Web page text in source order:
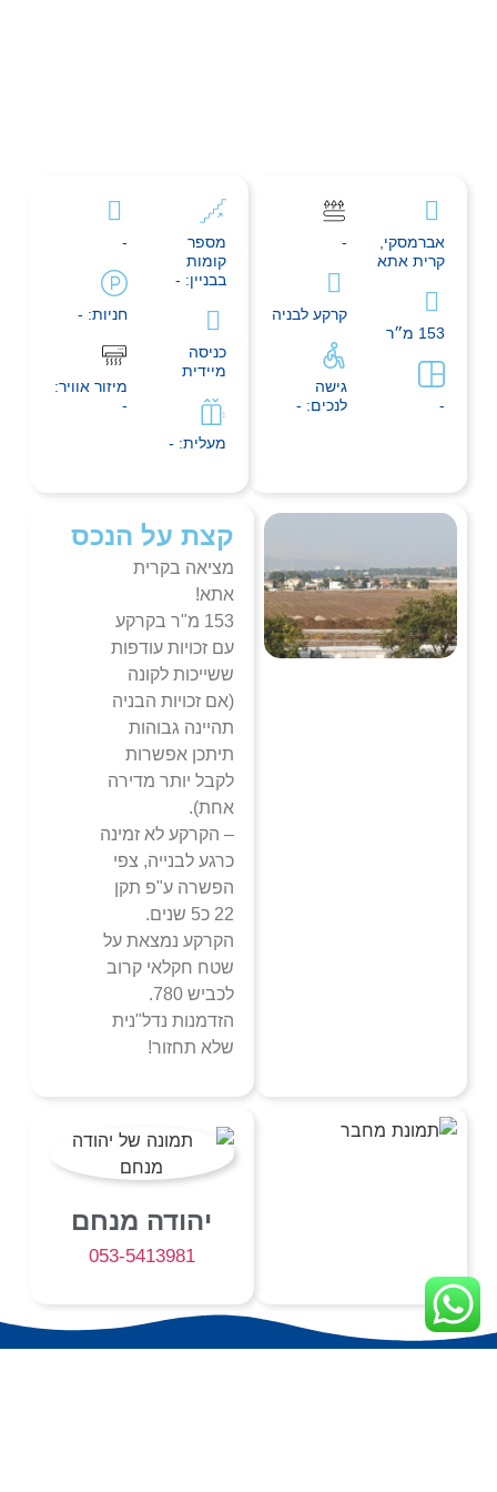
אברמסקי,
קרית אתא
153 מ״ר
-
-
קרקע לבניה
גישה
לנכים: -
מספר
קומות
בבניין: -
כניסה
מיידית
מעלית: -
-
חניות: -
מיזור אוויר:
-
קצת על הנכס
מציאה בקרית
אתא!
153 מ"ר בקרקע
עם זכויות עודפות
ששייכות לקונה
(אם זכויות הבניה
תהיינה גבוהות
תיתכן אפשרות
לקבל יותר מדירה
אחת).
– הקרקע לא זמינה
כרגע לבנייה, צפי
הפשרה ע"פ תקן
22 כ5 שנים.
הקרקע נמצאת על
שטח חקלאי קרוב
לכביש 780.
הזדמנות נדל"נית
שלא תחזור!
יהודה מנחם
053-5413981